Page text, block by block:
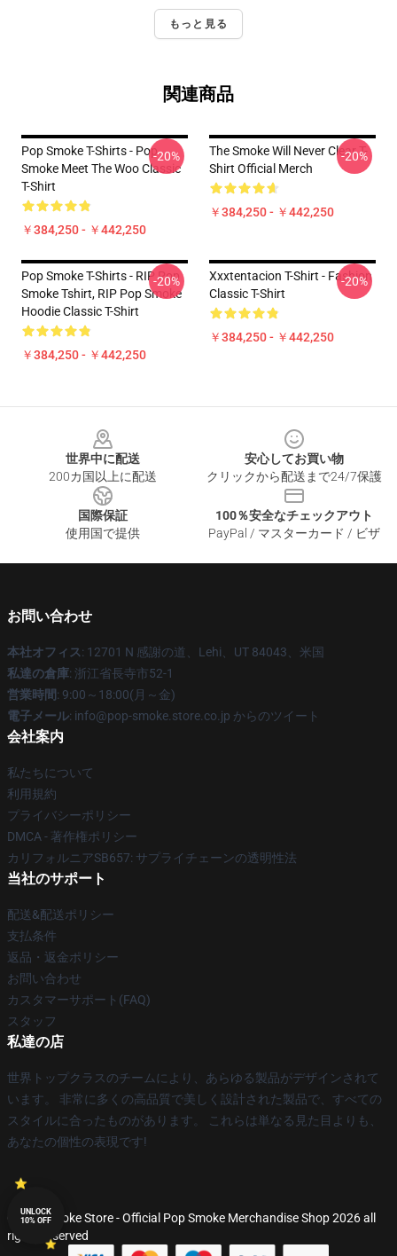
もっと見る
関連商品
Pop Smoke T-Shirts - Pop
Smoke Meet The Woo Classic
T-Shirt
￥384,250 - ￥442,250
-20%
The Smoke Will Never Clear T-
Shirt Official Merch
￥384,250 - ￥442,250
-20%
Pop Smoke T-Shirts - RIP Pop
Smoke Tshirt, RIP Pop Smoke
Hoodie Classic T-Shirt
￥384,250 - ￥442,250
-20%
Xxxtentacion T-Shirt - Fashion
Classic T-Shirt
￥384,250 - ￥442,250
-20%
世界中に配送
200カ国以上に配送
安心してお買い物
クリックから配送まで24/7保護
国際保証
使用国で提供
100％安全なチェックアウト
PayPal / マスターカード / ビザ
お問い合わせ
本社オフィス: 12701 N 感謝の道、Lehi、UT 84043、米国
私達の倉庫: 浙江省長寺市52-1
営業時間: 9:00～18:00(月～金)
電子メール: info@pop-smoke.store.co.jp からのツイート
会社案内
私たちについて
利用規約
プライバシーポリシー
DMCA - 著作権ポリシー
カリフォルニアSB657: サプライチェーンの透明性法
当社のサポート
配送&配送ポリシー
支払条件
返品・返金ポリシー
お問い合わせ
カスタマーサポート(FAQ)
スタッフ
私達の店
世界トップクラスのチームにより、あらゆる製品がデザインされて
います。 非常に多くの高品質で美しく設計された製品で、すべての
スタイルに合ったものがあります。 これらは単なる見た目よりも、
あなたの個性の表現です!
© Pop Smoke Store - Official Pop Smoke Merchandise Shop 2026 all
rights reserved
UNLOCK
10% OFF